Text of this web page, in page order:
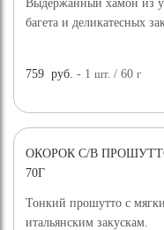
Выдержанный хамон из
багета и деликатесных
759 руб. - 1шт. / 60г
ОКОРОК С/В
70Г
Тонкий прошутто с
итальянским закускам.